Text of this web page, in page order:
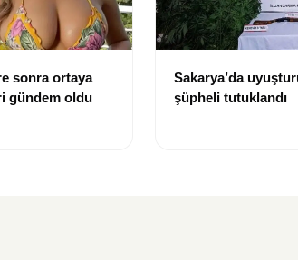
sonra ortaya
gündem oldu
Sakarya’da
şüpheli tutuklandı